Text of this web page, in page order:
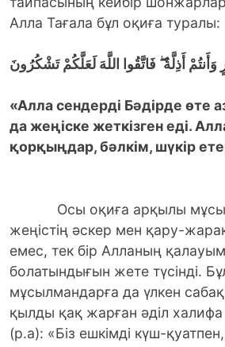
Алла Тағала бұл оқиға туралы:
وَأَنتُمْ أَذِلَّةٌ ۖ فَاتَّقُوا اللَّهَ لَعَلَّكُمْ تَشْكُرُونَ
«Алла сендерді Бәдірде өте
да жеңіске жеткізген еді.
қорқыңдар, бәлкім, шүкір
Осы оқиға арқылы
жеңістің әскер мен қару-
емес, тек бір Алланың
болатындығын жете түсінді. Бұл
мұсылмандарға да үлкен
қылды қақ жарған әділ
(р.а): «Біз ешкімді күш-